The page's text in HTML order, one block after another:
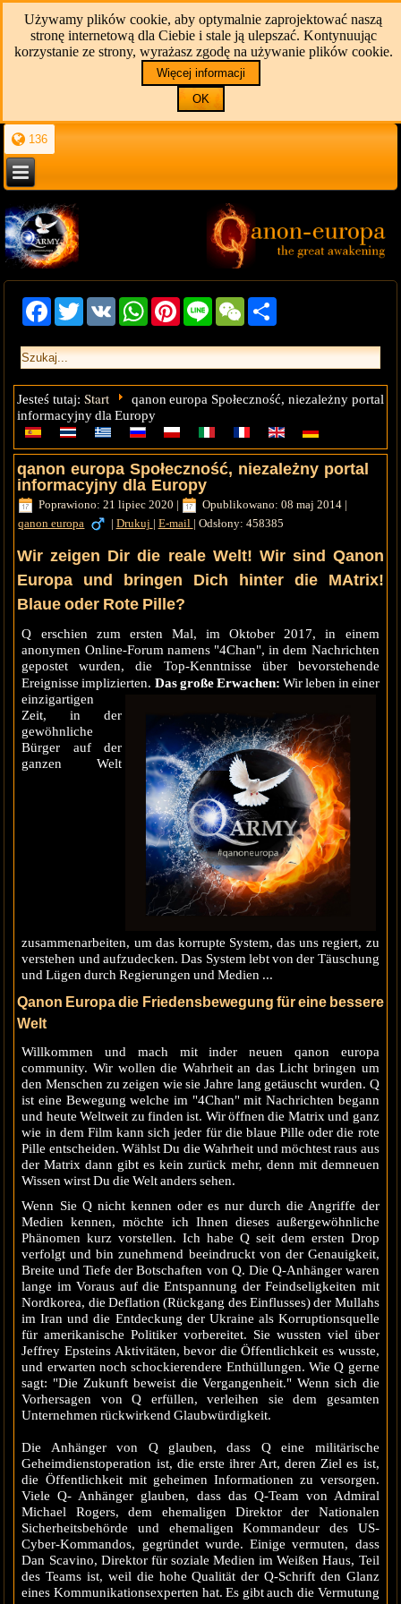
Używamy plików cookie, aby optymalnie zaprojektować naszą
stronę internetową dla Ciebie i stale ją ulepszać. Kontynuując
korzystanie ze strony, wyrażasz zgodę na używanie plików cookie.
Więcej informacji
OK
136
Facebook
Twitter VK WhatsAppPinterestLine WeChat
Jesteś tutaj: Start
qanon europa Społeczność, niezależny portal
informacyjny dla Europy
qanon europa Społeczność, niezależny portal
informacyjny dla Europy
Poprawiono: 21 lipiec 2020 | Opublikowano: 08 maj 2014 |
qanon europa
| Drukuj | E-mail | Odsłony: 458385
Wir zeigen Dir die reale Welt! Wir sind Qanon
Europa und bringen Dich hinter die MAtrix!
Blaue oder Rote Pille?
Q erschien zum ersten Mal, im Oktober 2017, in einem
anonymen Online-Forum namens "4Chan", in dem Nachrichten
gepostet wurden, die Top-Kenntnisse über bevorstehende
Ereignisse implizierten. Das große Erwachen: Wir leben in einer
einzigartigen
Zeit, in der
gewöhnliche
Bürger auf der
ganzen Welt
zusammenarbeiten, um das korrupte System, das uns regiert, zu
verstehen und aufzudecken. Das System lebt von der Täuschung
und Lügen durch Regierungen und Medien ...
Qanon Europa die Friedensbewegung für eine bessere
Welt
Willkommen und mach mit inder neuen qanon europa
community. Wir wollen die Wahrheit an das Licht bringen um
den Menschen zu zeigen wie sie Jahre lang getäuscht wurden. Q
ist eine Bewegung welche im "4Chan" mit Nachrichten begann
und heute Weltweit zu finden ist. Wir öffnen die Matrix und ganz
wie in dem Film kann sich jeder für die blaue Pille oder die rote
Pille entscheiden. Wählst Du die Wahrheit und möchtest raus aus
der Matrix dann gibt es kein zurück mehr, denn mit demneuen
Wissen wirst Du die Welt anders sehen.
Wenn Sie Q nicht kennen oder es nur durch die Angriffe der
Medien kennen, möchte ich Ihnen dieses außergewöhnliche
Phänomen kurz vorstellen. Ich habe Q seit dem ersten Drop
verfolgt und bin zunehmend beeindruckt von der Genauigkeit,
Breite und Tiefe der Botschaften von Q. Die Q-Anhänger waren
lange im Voraus auf die Entspannung der Feindseligkeiten mit
Nordkorea, die Deflation (Rückgang des Einflusses) der Mullahs
im Iran und die Entdeckung der Ukraine als Korruptionsquelle
für amerikanische Politiker vorbereitet. Sie wussten viel über
Jeffrey Epsteins Aktivitäten, bevor die Öffentlichkeit es wusste,
und erwarten noch schockierendere Enthüllungen. Wie Q gerne
sagt: "Die Zukunft beweist die Vergangenheit." Wenn sich die
Vorhersagen von Q erfüllen, verleihen sie dem gesamten
Unternehmen rückwirkend Glaubwürdigkeit.
Die Anhänger von Q glauben, dass Q eine militärische
Geheimdienstoperation ist, die erste ihrer Art, deren Ziel es ist,
die Öffentlichkeit mit geheimen Informationen zu versorgen.
Viele Q- Anhänger glauben, dass das Q-Team von Admiral
Michael Rogers, dem ehemaligen Direktor der Nationalen
Sicherheitsbehörde und ehemaligen Kommandeur des US-
Cyber-Kommandos, gegründet wurde. Einige vermuten, dass
Dan Scavino, Direktor für soziale Medien im Weißen Haus, Teil
des Teams ist, weil die hohe Qualität der Q-Schrift den Glanz
eines Kommunikationsexperten hat. Es gibt auch die Vermutung